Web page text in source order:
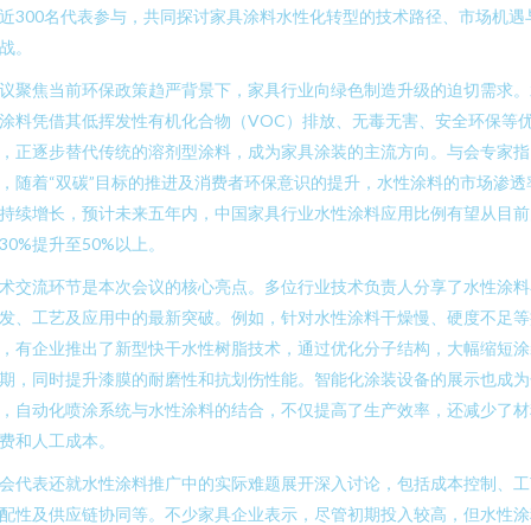
300名代表参与，共同探讨家具涂料水性化转型的技术路径、市场机遇
。
聚焦当前环保政策趋严背景下，家具行业向绿色制造升级的迫切需求
料凭借其低挥发性有机化合物（VOC）排放、无毒无害、安全环保等
正逐步替代传统的溶剂型涂料，成为家具涂装的主流方向。与会专家指
随着“双碳”目标的推进及消费者环保意识的提升，水性涂料的市场渗透
续增长，预计未来五年内，中国家具行业水性涂料应用比例有望从目
提升至50%以上。
交流环节是本次会议的核心亮点。多位行业技术负责人分享了水性涂
、工艺及应用中的最新突破。例如，针对水性涂料干燥慢、硬度不足
有企业推出了新型快干水性树脂技术，通过优化分子结构，大幅缩短
，同时提升漆膜的耐磨性和抗划伤性能。智能化涂装设备的展示也成
自动化喷涂系统与水性涂料的结合，不仅提高了生产效率，还减少了
和人工成本。
代表还就水性涂料推广中的实际难题展开深入讨论，包括成本控制、
性及供应链协同等。不少家具企业表示，尽管初期投入较高，但水性